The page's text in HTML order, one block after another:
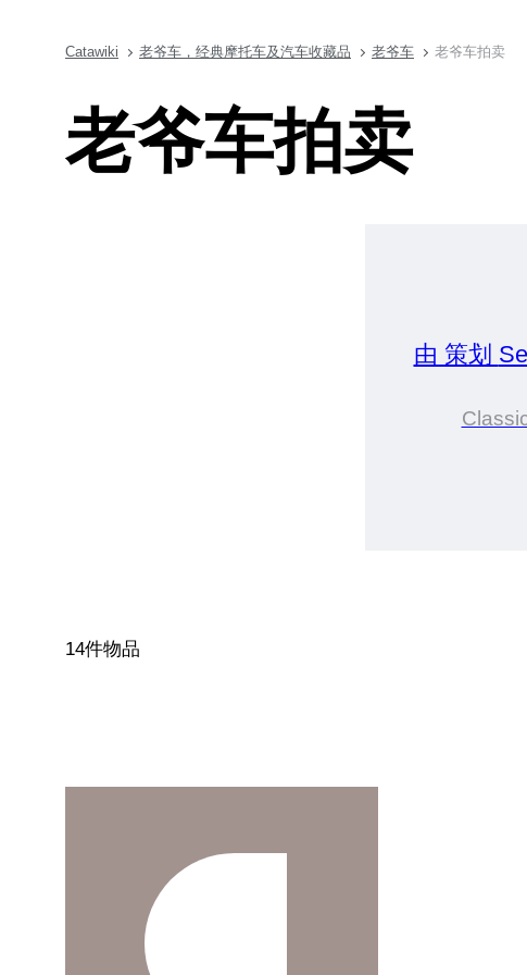
Catawiki 老爷车，经典摩托车及汽车收藏品 老爷车 老爷车拍卖
老爷车拍卖
由 策划
14件物品